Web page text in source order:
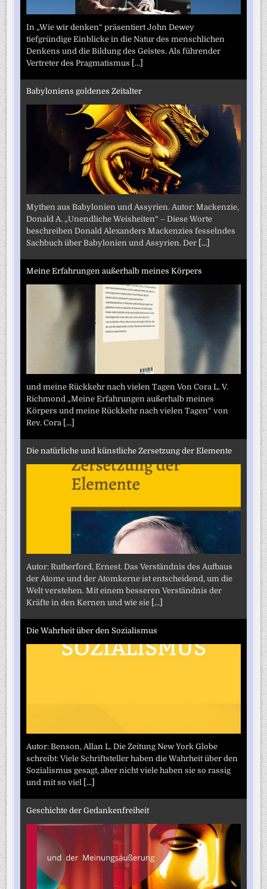
In „Wie wir denken“ präsentiert John Dewey
tiefgründige Einblicke in die Natur des menschlichen
Denkens und die Bildung des Geistes. Als führender
Vertreter des Pragmatismus [...]
Babyloniens goldenes Zeitalter
Mythen aus Babylonien und Assyrien. Autor: Mackenzie,
Donald A. „Unendliche Weisheiten“ – Diese Worte
beschreiben Donald Alexanders Mackenzies fesselndes
Sachbuch über Babylonien und Assyrien. Der [...]
Meine Erfahrungen außerhalb meines Körpers
und meine Rückkehr nach vielen Tagen Von Cora L. V.
Richmond „Meine Erfahrungen außerhalb meines
Körpers und meine Rückkehr nach vielen Tagen“ von
Rev. Cora [...]
Die natürliche und künstliche Zersetzung der Elemente
Autor: Rutherford, Ernest. Das Verständnis des Aufbaus
der Atome und der Atomkerne ist entscheidend, um die
Welt verstehen. Mit einem besseren Verständnis der
Kräfte in den Kernen und wie sie [...]
Die Wahrheit über den Sozialismus
Autor: Benson, Allan L. Die Zeitung New York Globe
schreibt: Viele Schriftsteller haben die Wahrheit über den
Sozialismus gesagt, aber nicht viele haben sie so rassig
und mit so viel [...]
Geschichte der Gedankenfreiheit